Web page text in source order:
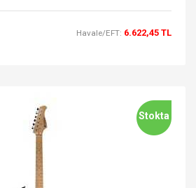
Havale/EFT: 6.622,45 TL
Stokta